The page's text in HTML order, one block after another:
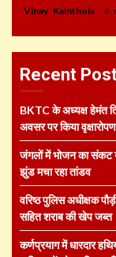
Vinay Kainthola 4
Recent
BKTC के अध्यक्ष हेमंत
अवसर पर किया वृक्षारोपण
जंगलों में भोजन का संकट या
झुंड मचा रहा तांडव
वरिष्ठ पुलिस अधीक्षक
सहित शराब की खेप जब्त
कर्णप्रयाग में धारदार